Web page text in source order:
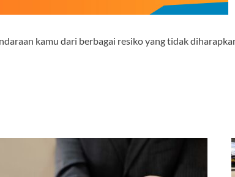
kamu dari berbagai resiko yang tidak